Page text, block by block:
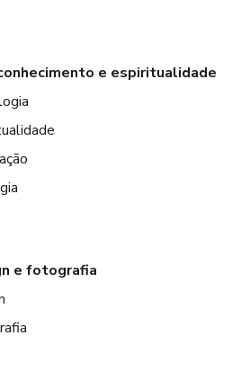
e espiritualidade
e fotografia